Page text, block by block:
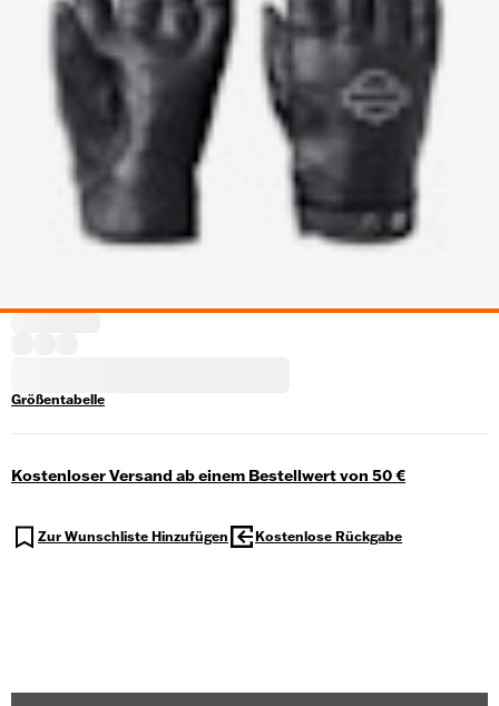
Größentabelle
Kostenloser Versand ab einem Bestellwert von 50 €
Zur Wunschliste Hinzufügen Kostenlose Rückgabe